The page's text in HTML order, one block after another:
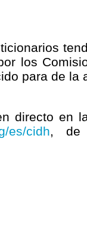
los
para de la
directo en
es/cidh , de